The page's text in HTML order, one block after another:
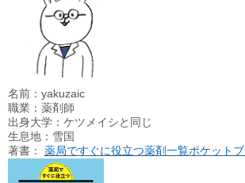
名前：yakuzaic
職業：薬剤師
出身大学：ケツメイシと同じ
生息地：雪国
著書： 薬局ですぐに役立つ薬剤一覧ポケット